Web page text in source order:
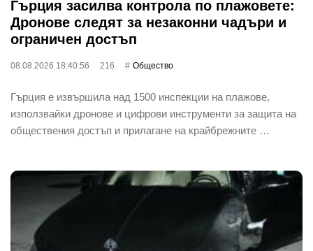
Гърция засилва контрола по плажовете:
Дронове следят за незаконни чадъри и
ограничен достъп
08.08.2026 18:40:56 216 Общество
Гърция е извършила над 1500 инспекции на плажове,
използвайки дронове и цифрови инструменти за защита на
обществения достъп и прилагане на крайбрежните …